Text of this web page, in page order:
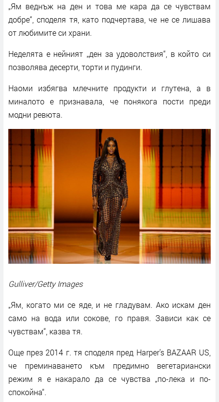
„Ям веднъж на ден и това ме кара да се чувствам
добре“, споделя тя, като подчертава, че не се лишава
от любимите си храни.
Неделята е нейният „ден за удоволствия“, в който си
позволява десерти, торти и пудинги.
Наоми избягва млечните продукти и глутена, а в
миналото е признавала, че понякога пости преди
модни ревюта.
Gulliver/Getty Images
„Ям, когато ми се яде, и не гладувам. Ако искам ден
само на вода или сокове, го правя. Зависи как се
чувствам“, казва тя.
Още през 2014 г. тя споделя пред Harper’s BAZAAR US,
че преминаването към предимно вегетариански
режим я е накарало да се чувства „по-лека и по-
спокойна“.